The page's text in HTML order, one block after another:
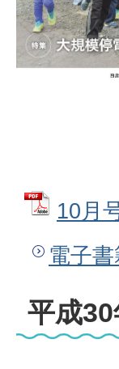
10月
電子
平成